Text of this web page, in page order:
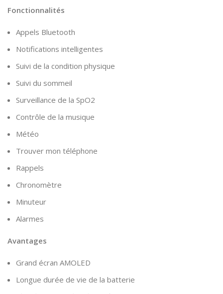
Fonctionnalités
Appels Bluetooth
Notifications intelligentes
Suivi de la condition physique
Suivi du sommeil
Surveillance de la SpO2
Contrôle de la musique
Météo
Trouver mon téléphone
Rappels
Chronomètre
Minuteur
Alarmes
Avantages
Grand écran AMOLED
Longue durée de vie de la batterie